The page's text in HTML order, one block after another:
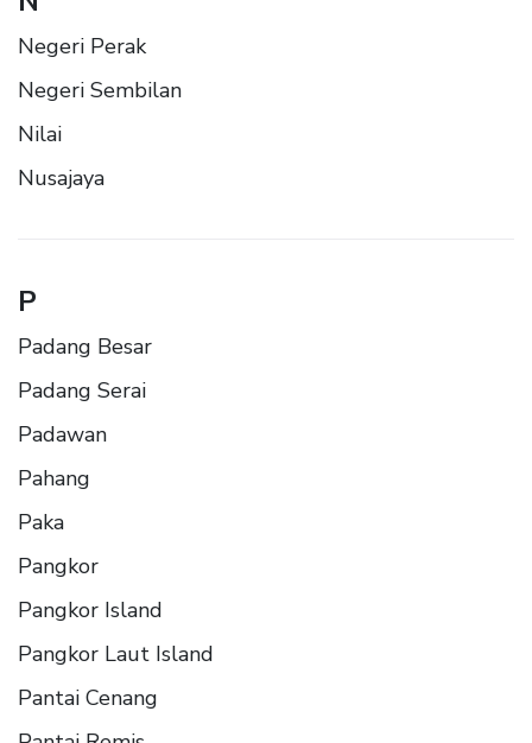
Negeri Perak
Negeri Sembilan
Nilai
Nusajaya
P
Padang Besar
Padang Serai
Padawan
Pahang
Paka
Pangkor
Pangkor Island
Pangkor Laut Island
Pantai Cenang